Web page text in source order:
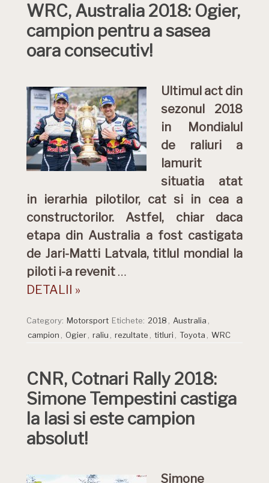
WRC, Australia 2018: Ogier,
campion pentru a sasea
oara consecutiv!
Ultimul act din
sezonul 2018
in Mondialul
de raliuri a
lamurit
situatia atat
in ierarhia pilotilor, cat si in cea a
constructorilor. Astfel, chiar daca
etapa din Australia a fost castigata
de Jari-Matti Latvala, titlul mondial la
piloti i-a revenit …
DETALII »
Category: Motorsport Etichete: 2018 Australia
campion
Ogier raliu rezultate titluri Toyota WRC
CNR, Cotnari Rally 2018:
Simone Tempestini castiga
la Iasi si este campion
absolut!
Simone